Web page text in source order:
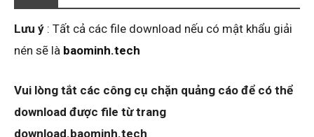
Lưu ý : Tất cả các file download nếu có mật khẩu giải
nén sẽ là baominh.tech
Vui lòng tắt các công cụ chặn quảng cáo để có thể
download được file từ trang
download.baominh.tech